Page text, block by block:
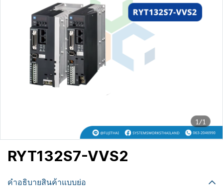
1/1
RYT132S7-VVS2
คำอธิบายสินค้าแบบย่อ